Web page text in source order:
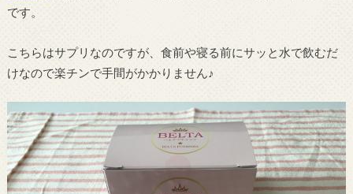
です。
こちらはサプリなのですが、食前や寝る前にサッと水で飲むだ
けなので楽チンで手間がかかりません♪